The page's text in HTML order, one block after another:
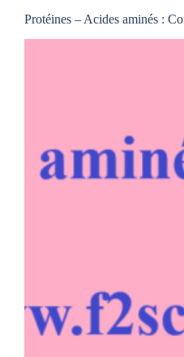
Cours
–
Protéines – Acides aminés :